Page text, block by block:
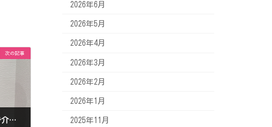
次の記事
弊社の訪問スタッフがとっさの対応で介入中に詐欺を未然に防ぎました！
2026年6月
2026年5月
2026年4月
2026年3月
2026年2月
2026年1月
2025年11月